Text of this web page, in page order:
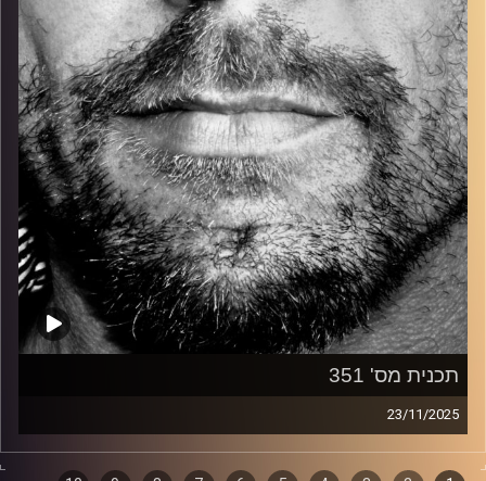
קרדיט תמונות: David Goehring
תכנית מס' 351
23/11/2025
זיפים, מוזיקה מחוספסת של הופעות חיות. הרבה ג'אם, רוק,
בלוז, bluegrass, ג'אז, Fאנק, פרוגרסיב ואפילו אלקטרוניקה.